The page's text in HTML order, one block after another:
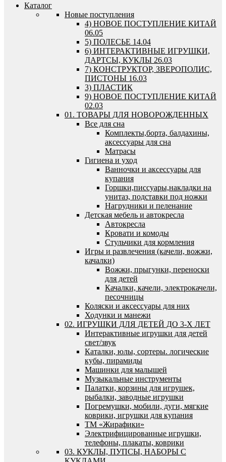
Каталог
Новые поступления
4) НОВОЕ ПОСТУПЛЕНИЕ КИТАЙ
06.05
5) ПОЛЕСЬЕ 14.04
6) ИНТЕРАКТИВНЫЕ ИГРУШКИ,
ДАРТСЫ, КУКЛЫ 26.03
7) КОНСТРУКТОР, ЗВЕРОПОЛИС,
ПИСТОНЫ 16.03
3) ПЛАСТИК
9) НОВОЕ ПОСТУПЛЕНИЕ КИТАЙ
02.03
01. ТОВАРЫ ДЛЯ НОВОРОЖДЕННЫХ
Все для сна
Комплекты,борта, балдахины,
аксессуары для сна
Матрасы
Гигиена и уход
Ванночки и аксессуары для
купания
Горшки,писсуары,накладки на
унитаз, подставки под ножки
Нагрудники и пеленание
Детская мебель и автокресла
Автокресла
Кровати и комоды
Стульчики для кормления
Игры и развлечения (качели, вожжи,
качалки)
Вожжи, прыгунки, переноски
для детей
Качалки, качели, электрокачели,
песочницы
Коляски и аксессуары для них
Ходунки и манежи
02. ИГРУШКИ ДЛЯ ДЕТЕЙ ДО 3-Х ЛЕТ
Интерактивные игрушки для детей
свет/звук
Каталки, юлы, сортеры. логические
кубы, пирамиды
Машинки для малышей
Музыкальные инструменты
Палатки, корзины для игрушек,
рыбалки, заводные игрушки
Погремушки, мобили, дуги, мягкие
коврики, игрушки для купания
ТМ «Жирафики»
Электрифицированные игрушки,
телефоны, плакаты, коврики
03. КУКЛЫ, ПУПСЫ, НАБОРЫ С